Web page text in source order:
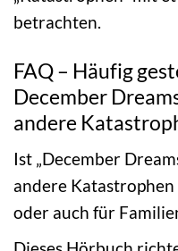
betrachten.
FAQ – Häufig
December
andere
Ist „December
andere
oder auch für